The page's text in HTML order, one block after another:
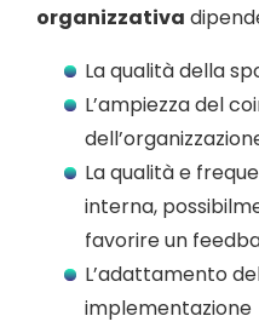
organizzativa
La qualità della
L’ampiezza del
La qualità e
interna,
favorire un
L’adattamento
implementazione